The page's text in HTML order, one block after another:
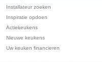
Installateur zoeken
Inspiratie opdoen
Actiekeukens
Nieuwe keukens
Uw keuken financieren